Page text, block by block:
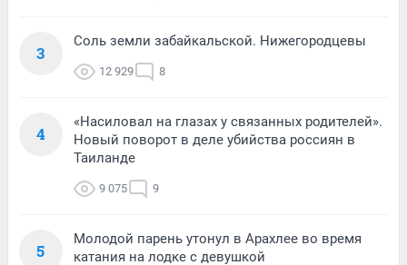
3
Соль земли забайкальской. Нижегородцевы
12 929 8
4
«Насиловал на глазах у связанных родителей».
Новый поворот в деле убийства россиян в
Таиланде
9 075 9
5
Молодой парень утонул в Арахлее во время
катания на лодке с девушкой